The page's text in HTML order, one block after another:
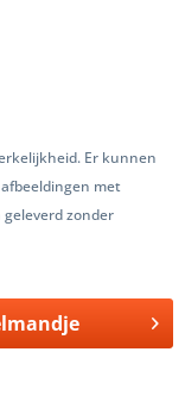
Er kunnen
met
zonder